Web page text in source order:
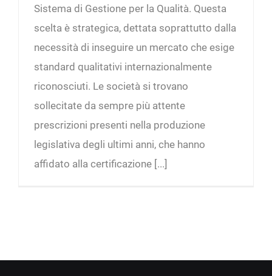
Sistema di Gestione per la Qualità. Questa
scelta è strategica, dettata soprattutto dalla
necessità di inseguire un mercato che esige
standard qualitativi internazionalmente
riconosciuti. Le società si trovano
sollecitate da sempre più attente
prescrizioni presenti nella produzione
legislativa degli ultimi anni, che hanno
affidato alla certificazione [...]